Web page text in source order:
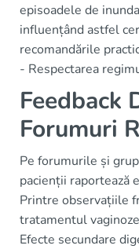
episoadele de
influențând astfel
recomandările
- Respectarea
Feedback
Forumuri
Pe forumurile și
pacienții raportează
Printre observațiile
tratamentul
Efecte secundare